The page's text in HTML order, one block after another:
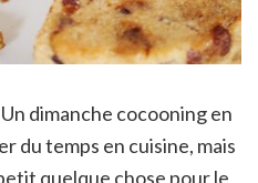
dimanche cocooning en
du temps en cuisine, mais
quelque chose pour le